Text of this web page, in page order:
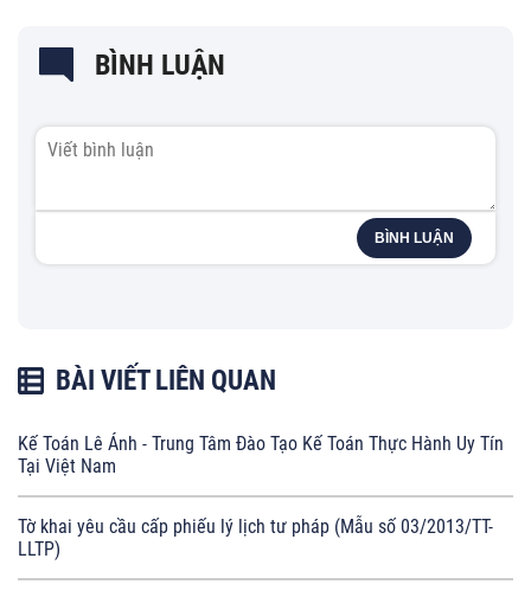
BÌNH LUẬN
BÌNH LUẬN
BÀI VIẾT LIÊN QUAN
Kế Toán Lê Ánh - Trung Tâm Đào Tạo Kế Toán Thực Hành Uy Tín
Tại Việt Nam
Tờ khai yêu cầu cấp phiếu lý lịch tư pháp (Mẫu số 03/2013/TT-
LLTP)